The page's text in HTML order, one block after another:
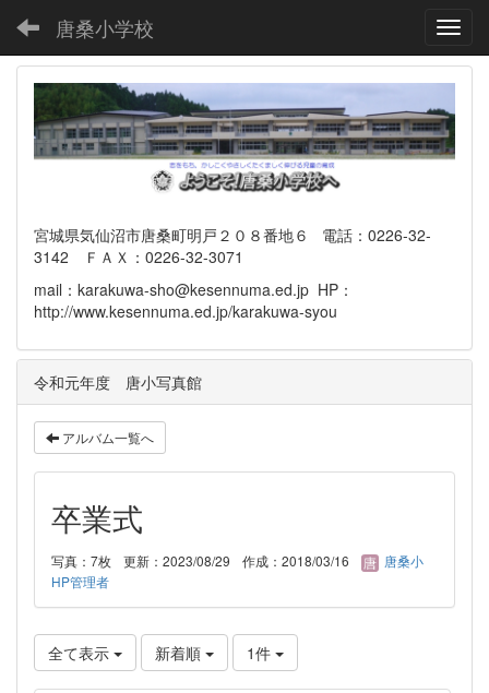
唐桑小学校
宮城県気仙沼市唐桑町明戸２０８番地６ 電話：0226-32-
3142 ＦＡＸ：0226-32-3071
mail：karakuwa-sho@kesennuma.ed.jp HP：
http://www.kesennuma.ed.jp/karakuwa-syou
令和元年度 唐小写真館
アルバム一覧へ
卒業式
写真：7枚 更新：2023/08/29 作成：2018/03/16
唐桑小
HP管理者
全て表示 新着順 1件